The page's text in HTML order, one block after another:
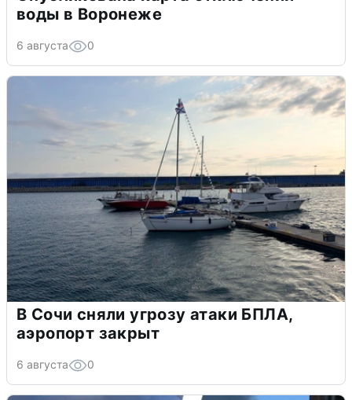
воды в Воронеже
6 августа 0
В Сочи сняли угрозу атаки БПЛА,
аэропорт закрыт
6 августа 0